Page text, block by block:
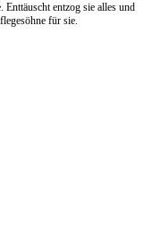
entzog sie alles und
für sie.